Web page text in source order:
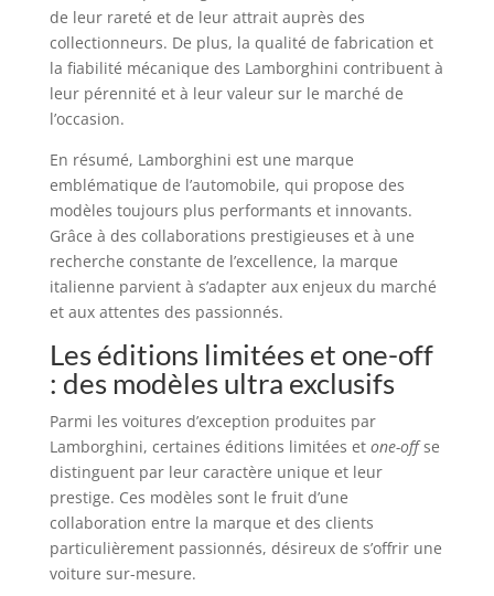
de leur rareté et de leur attrait auprès des
collectionneurs. De plus, la qualité de fabrication et
la fiabilité mécanique des Lamborghini contribuent à
leur pérennité et à leur valeur sur le marché de
l’occasion.
En résumé, Lamborghini est une marque
emblématique de l’automobile, qui propose des
modèles toujours plus performants et innovants.
Grâce à des collaborations prestigieuses et à une
recherche constante de l’excellence, la marque
italienne parvient à s’adapter aux enjeux du marché
et aux attentes des passionnés.
Les éditions limitées et one-off
: des modèles ultra exclusifs
Parmi les voitures d’exception produites par
Lamborghini, certaines éditions limitées et one-offse
distinguent par leur caractère unique et leur
prestige. Ces modèles sont le fruit d’une
collaboration entre la marque et des clients
particulièrement passionnés, désireux de s’offrir une
voiture sur-mesure.